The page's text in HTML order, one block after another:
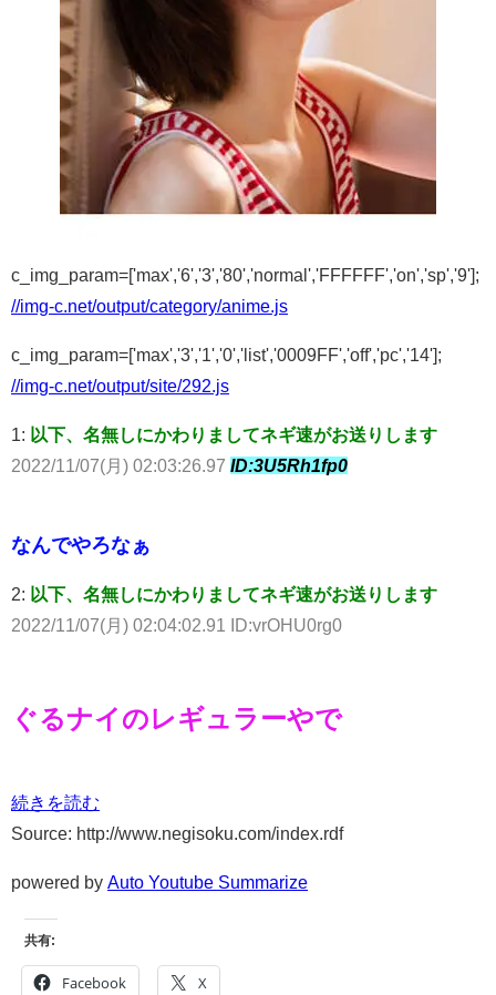
c_img_param=['max','6','3','80','normal','FFFFFF','on','sp','9'];
//img-c.net/output/category/anime.js
c_img_param=['max','3','1','0','list','0009FF','off','pc','14'];
//img-c.net/output/site/292.js
1: 以下、名無しにかわりましてネギ速がお送りします
2022/11/07(月) 02:03:26.97 ID:3U5Rh1fp0
なんでやろなぁ
2: 以下、名無しにかわりましてネギ速がお送りします
2022/11/07(月) 02:04:02.91 ID:vrOHU0rg0
ぐるナイのレギュラーやで
続きを読む
Source: http://www.negisoku.com/index.rdf
powered by Auto Youtube Summarize
共有:
Facebook X